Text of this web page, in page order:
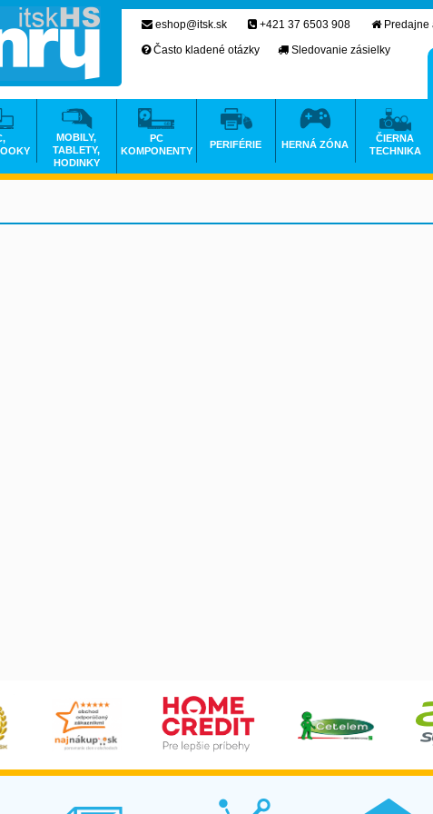
eshop@itsk.sk +421 37 6503 908
Predajne
Často kladené otázky
Sledovanie zásielky
MOBILY,
TABLETY,
HODINKY
PC
KOMPONENTY
PERIFÉRIE HERNÁ ZÓNA
ČIERNA
TECHNIKA